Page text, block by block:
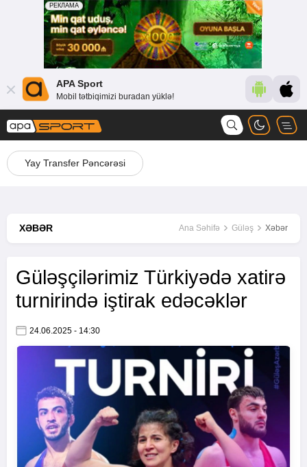
APA Sport
Mobil tətbiqimizi buradan yüklə!
Yay Transfer Pəncərəsi
XƏBƏR Ana Səhifə Güləş Xəbər
Güləşçilərimiz Türkiyədə xatirə
turnirində iştirak edəcəklər
24.06.2025 - 14:30